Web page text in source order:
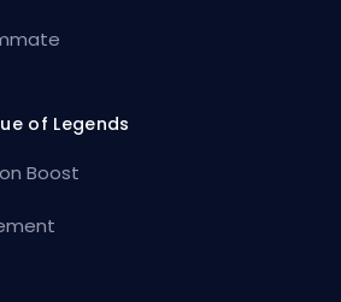
of Legends
Boost